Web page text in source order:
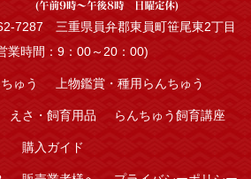
7287 三重県員弁郡東員町笹尾東2丁目
業時間：9：00～20：00)
ゅう 上物鑑賞・種用らんちゅう
えさ・飼育用品 らんちゅう飼育講座
購入ガイド